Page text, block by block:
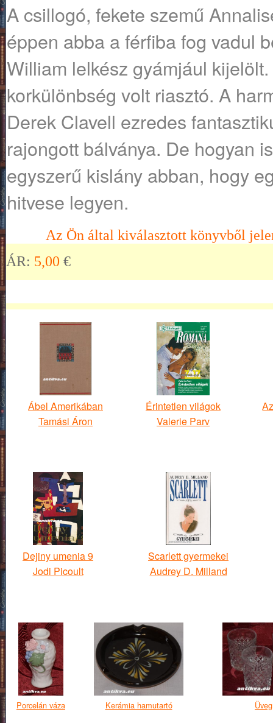
A csillogó, fekete szemű
éppen abba a férfiba fog vadul
William lelkész gyámjául
korkülönbség volt riasztó. A
Derek Clavell ezredes
rajongott bálványa. De hogyan
egyszerű kislány abban, hogy
hitvese legyen.
Az Ön által kiválasztott könyvből
ÁR: 5,00 €
Ábel Amerikában
Tamási Áron
Érintetlen világok
Valerie Parv
Dejiny umenia 9
Jodi Picoult
Scarlett gyermekei
Audrey D. Milland
Porcelán váza Kerámia hamutartó